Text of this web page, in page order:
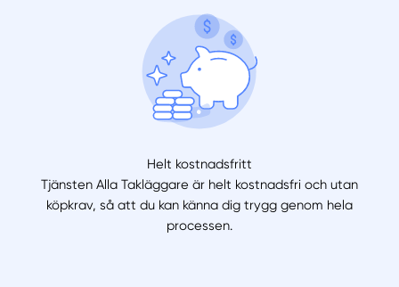
Helt kostnadsfritt
Tjänsten Alla Takläggare är helt kostnadsfri och utan
köpkrav, så att du kan känna dig trygg genom hela
processen.